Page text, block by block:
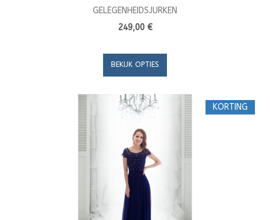
GELEGENHEIDSJURKEN
249,00 €
BEKIJK OPTIES
KORTING